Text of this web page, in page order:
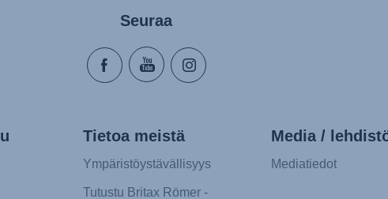
Seuraa
Tietoa meistä
Ympäristöystävällisyys
Tutustu Britax Römer -
Media /
Mediatiedot